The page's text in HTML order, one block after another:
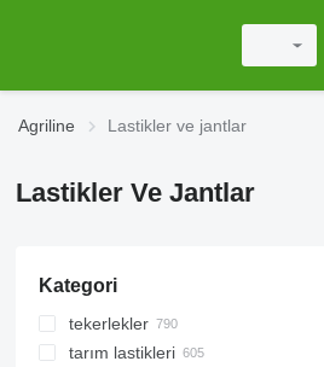
Agriline Lastikler ve jantlar
Lastikler Ve Jantlar
Kategori
tekerlekler
tarım lastikleri